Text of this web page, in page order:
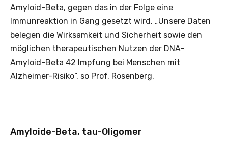
Amyloid-Beta, gegen das in der Folge eine
Immunreaktion in Gang gesetzt wird. „Unsere Daten
belegen die Wirksamkeit und Sicherheit sowie den
möglichen therapeutischen Nutzen der DNA-
Amyloid-Beta 42 Impfung bei Menschen mit
Alzheimer-Risiko“, so Prof. Rosenberg.
Amyloide-Beta, tau-Oligomer